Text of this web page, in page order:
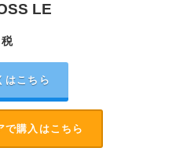
LE
税
はこちら
で購入はこちら